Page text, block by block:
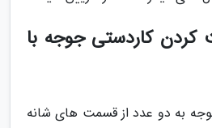
کاردستی جوجه با
به دو عدد از قسمت های شانه